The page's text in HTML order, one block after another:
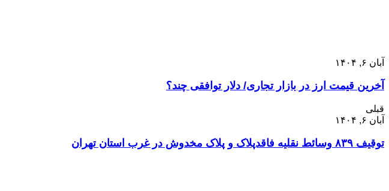
آبان ۶, ۱۴۰۴
آخرین قیمت ارز در بازار تجاری/ دلار توافقی چند؟
قبلی
آبان ۶, ۱۴۰۴
توقيف ۸۳۹ وسائط نقليه فاقدپلاک و پلاک مخدوش در غرب استان تهران